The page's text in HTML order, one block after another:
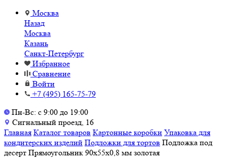
Москва
Назад
Москва
Казань
Санкт-Петербург
Избранное
Сравнение
Войти
+7 (495) 165-75-79
Пн-Вс: с 9:00 до 19:00
Сигнальный проезд, 16
Главная Каталог товаров Картонные коробки Упаковка для
кондитерских изделий Подложки для тортов Подложка под
десерт Прямоугольник 90х55х0,8 мм золотая